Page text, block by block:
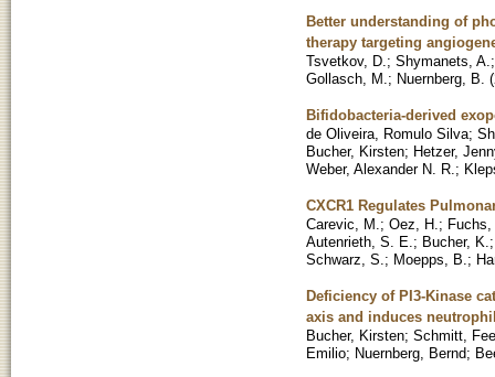
Better understanding of
therapy targeting
Tsvetkov, D. ; Shymanets, A.
Gollasch, M. ; Nuernberg, B. (
Bifidobacteria-derived
de Oliveira, Romulo Silva;
Bucher, Kirsten; Hetzer,
Weber, Alexander N. R. ;
CXCR1 Regulates
Carevic, M. ; Oez, H. ;
Autenrieth, S. E. ; Bucher, K.
Schwarz, S. ; Moepps, B. ;
Deficiency of PI3-Kinase
axis and induces
Bucher, Kirsten; Schmitt, Fee
Emilio; Nuernberg, Bernd;